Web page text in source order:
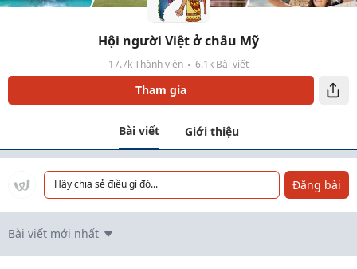
Hội người Việt ở châu Mỹ
17.7k Thành viên 6.1k Bài viết
Tham gia
Bài viết Giới thiệu
Hãy chia sẻ điều gì đó... Đăng bài
Bài viết mới nhất